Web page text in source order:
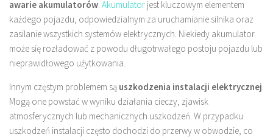
awarie akumulatorów Akumulator jest kluczowym elementem
każdego pojazdu, odpowiedzialnym za uruchamianie silnika oraz
zasilanie wszystkich systemów elektrycznych. Niekiedy akumulator
może się rozładować z powodu długotrwałego postoju pojazdu lub
nieprawidłowego użytkowania.
Innym częstym problemem są uszkodzenia instalacji elektrycznej
Mogą one powstać w wyniku działania cieczy, zjawisk
atmosferycznych lub mechanicznych uszkodzeń. W przypadku
uszkodzeń instalacji często dochodzi do przerwy w obwodzie, co